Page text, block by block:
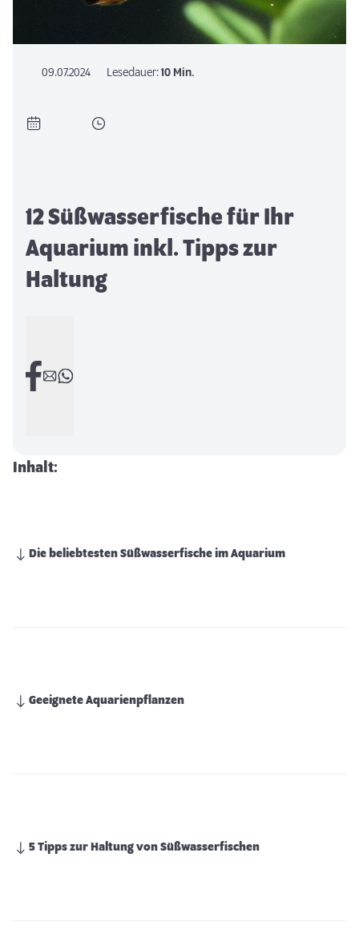
09.07.2024 Lesedauer:10 Min.
12 Süßwasserfische für Ihr
Aquarium inkl. Tipps zur
Haltung
Inhalt:
Die beliebtesten Süßwasserfische im Aquarium
Geeignete Aquarienpflanzen
5 Tipps zur Haltung von Süßwasserfischen